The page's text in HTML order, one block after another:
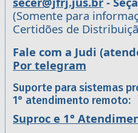
(Somente para
Certidões de
Fale com a Judi
Por telegram
Suporte para sistemas
1° atendimento remoto:
Suproc e 1°